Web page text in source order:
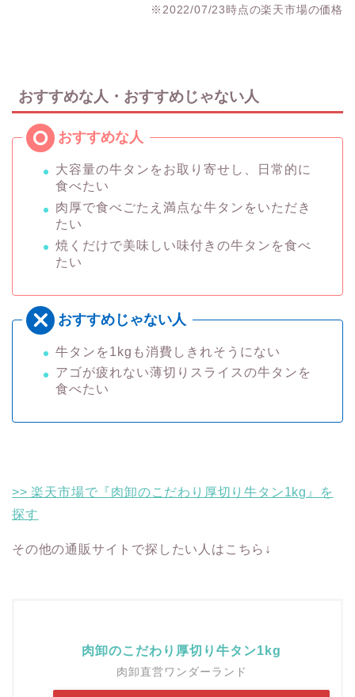
※2022/07/23時点の楽天市場の価格
おすすめな人・おすすめじゃない人
大容量の牛タンをお取り寄せし、日常的に
食べたい
肉厚で食べごたえ満点な牛タンをいただき
たい
焼くだけで美味しい味付きの牛タンを食べ
たい
牛タンを1kgも消費しきれそうにない
アゴが疲れない薄切りスライスの牛タンを
食べたい
>> 楽天市場で『肉卸のこだわり厚切り牛タン1kg』を
探す
その他の通販サイトで探したい人はこちら↓
肉卸のこだわり厚切り牛タン1kg
肉卸直営ワンダーランド